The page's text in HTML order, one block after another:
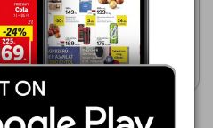
BELAVI Napelemes
Dekorlámpa
Akciós újság